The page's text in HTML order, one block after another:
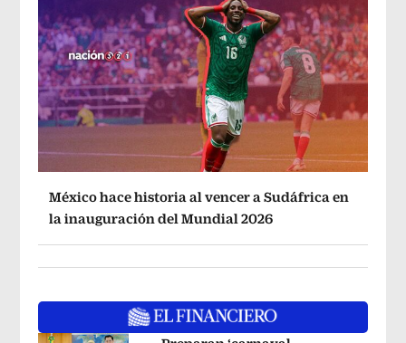
México hace historia al vencer a Sudáfrica en
la inauguración del Mundial 2026